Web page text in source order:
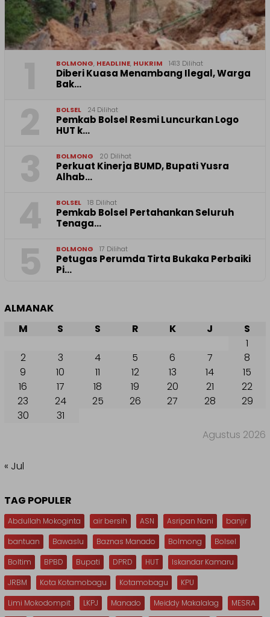
BOLMONG, HEADLINE, HUKRIM 1413 Dilihat
Diberi Kuasa Menambang Ilegal, Warga
Bak…
BOLSEL 24 Dilihat
Pemkab Bolsel Resmi Luncurkan Logo
HUT k…
BOLMONG 20 Dilihat
Perkuat Kinerja BUMD, Bupati Yusra
Alhab…
BOLSEL 18 Dilihat
Pemkab Bolsel Pertahankan Seluruh
Tenaga…
BOLMONG 17 Dilihat
Petugas Perumda Tirta Bukaka Perbaiki
Pi…
ALMANAK
Agustus 2026
M S S R K J
S
1
2
3 4 5 6 7
8
9
10 11 12 13 14
15
16
17 18 19 20 21
22
23
24 25 26 27 28
29
30
31
« Jul
TAG POPULER
Abdullah Mokoginta air bersih ASN Asripan Nani
banjir
bantuan
Bawaslu Baznas Manado Bolmong
Bolsel
Boltim
BPBD Bupati DPRD HUT
Iskandar Kamaru
JRBM
Kota Kotamobagu Kotamobagu
KPU
Limi Mokodompit
LKPJ Manado Meiddy Makalalag
MESRA